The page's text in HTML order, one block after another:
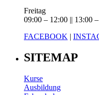
Freitag
09:00 – 12:00 || 13:00
FACEBOOK |
SITEMAP
Kurse
Ausbildung